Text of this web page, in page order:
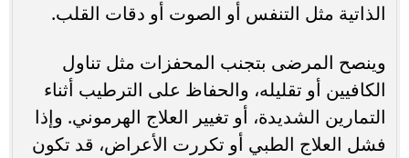
الذاتية مثل التنفس أو الصوت أو دقات القلب.
وينصح المرضى بتجنب المحفزات مثل تناول
الكافيين أو تقليله، والحفاظ على الترطيب أثناء
التمارين الشديدة، أو تغيير العلاج الهرموني. وإذا
فشل العلاج الطبي أو تكررت الأعراض، قد تكون